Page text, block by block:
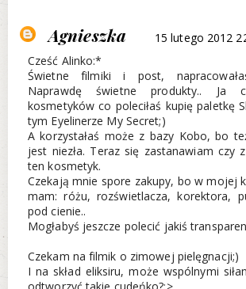
Agnieszka
15 lutego 2012
Cześć Alinko:*
Świetne filmiki i post,
Naprawdę świetne produkty.. Ja
kosmetyków co poleciłaś kupię paletkę
tym Eyelinerze My Secret;)
A korzystałaś może z bazy Kobo, bo
jest niezła. Teraz się zastanawiam czy
ten kosmetyk.
Czekają mnie spore zakupy, bo w mojej
mam: różu, rozświetlacza, korektora,
pod cienie..
Mogłabyś jeszcze polecić jakiś
Czekam na filmik o zimowej pielęgnacji;)
I na skład eliksiru, może wspólnymi